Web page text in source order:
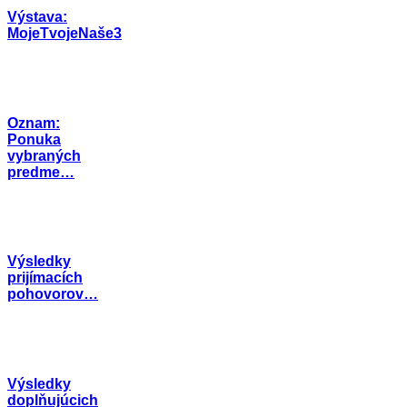
Výstava:
MojeTvojeNaše3
Oznam:
Ponuka
vybraných
predme…
Výsledky
prijímacích
pohovorov…
Výsledky
doplňujúcich